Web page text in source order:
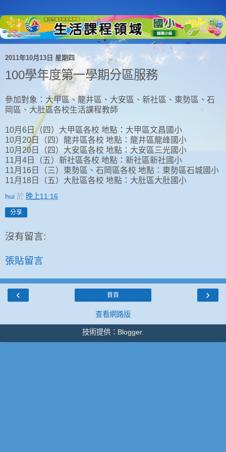
2011年10月13日 星期四
100學年度第一學期分區服務
參加對象：大甲區、龍井區、大安區、新社區、東勢區、石
岡區、大肚區各校生活課程教師
10月6日（四）大甲區各校 地點：大甲區文昌國小
10月20日（四）龍井區各校 地點：龍井區龍峰國小
10月20日（四）大安區各校 地點：大安區三光國小
11月4日（五）新社區各校 地點：新社區新社國小
11月16日（三）東勢區、石岡區各校 地點：東勢區石城國小
11月18日（五）大肚區各校 地點：大肚區大肚國小
hui 於 晚上11:16
分享
沒有留言:
張貼留言
‹ ›
首頁
查看網路版
技術提供： Blogger.